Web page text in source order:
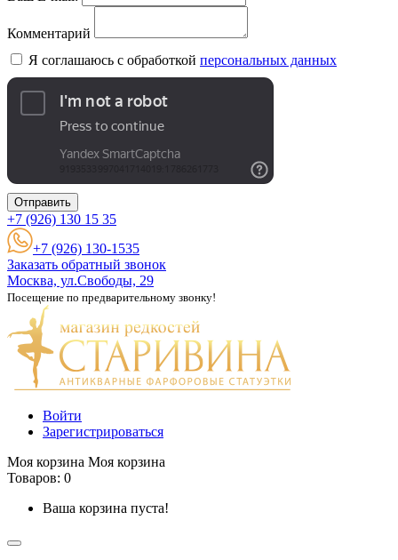
Комментарий
Я соглашаюсь с обработкой персональных данных
Отправить
+7 (926) 130 15 35
+7 (926) 130-1535
Заказать обратный звонок
Москва, ул.Свободы, 29
Посещение по предварительному звонку!
Войти
Зарегистрироваться
Моя корзина Моя корзина
Товаров: 0
Ваша корзина пуста!